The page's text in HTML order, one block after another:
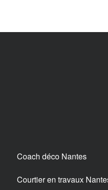
Coach déco Nantes
Courtier en travaux